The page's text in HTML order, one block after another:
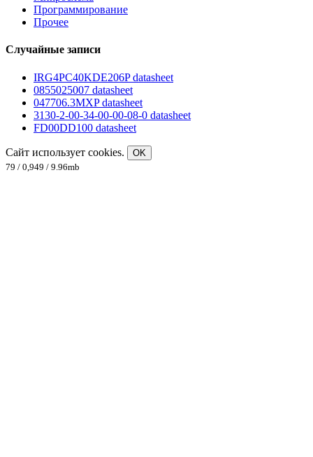
Программирование
Прочее
Случайные записи
IRG4PC40KDE206P datasheet
0855025007 datasheet
047706.3MXP datasheet
3130-2-00-34-00-00-08-0 datasheet
FD00DD100 datasheet
Сайт использует cookies.
OK
79 / 0,949 / 9.96mb